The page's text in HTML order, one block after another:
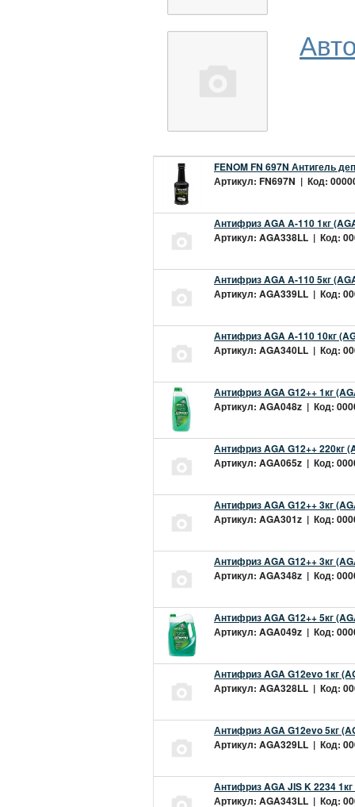
FENOM FN 697N Антигель
Артикул: FN697N | Код:
Антифриз AGA A-110 1кг
Артикул: AGA338LL | Код:
Антифриз AGA A-110 5кг
Артикул: AGA339LL | Код:
Антифриз AGA A-110 10кг
Артикул: AGA340LL | Код:
Антифриз AGA G12++ 1кг
Артикул: AGA048z | Код:
Антифриз AGA G12++ 220кг
Артикул: AGA065z | Код:
Антифриз AGA G12++ 3кг
Артикул: AGA301z | Код:
Антифриз AGA G12++ 3кг
Артикул: AGA348z | Код:
Антифриз AGA G12++ 5кг
Артикул: AGA049z | Код:
Антифриз AGA G12evo 1кг
Артикул: AGA328LL | Код:
Антифриз AGA G12evo 5кг
Артикул: AGA329LL | Код:
Антифриз AGA JIS K 2234
Артикул: AGA343LL | Код: